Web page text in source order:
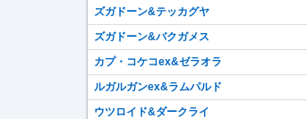
ズガドーン&テッカグヤ
ズガドーン&バクガメス
カプ・コケコex&ゼラオラ
ルガルガンex&ラムパルド
ウツロイド&ダークライ